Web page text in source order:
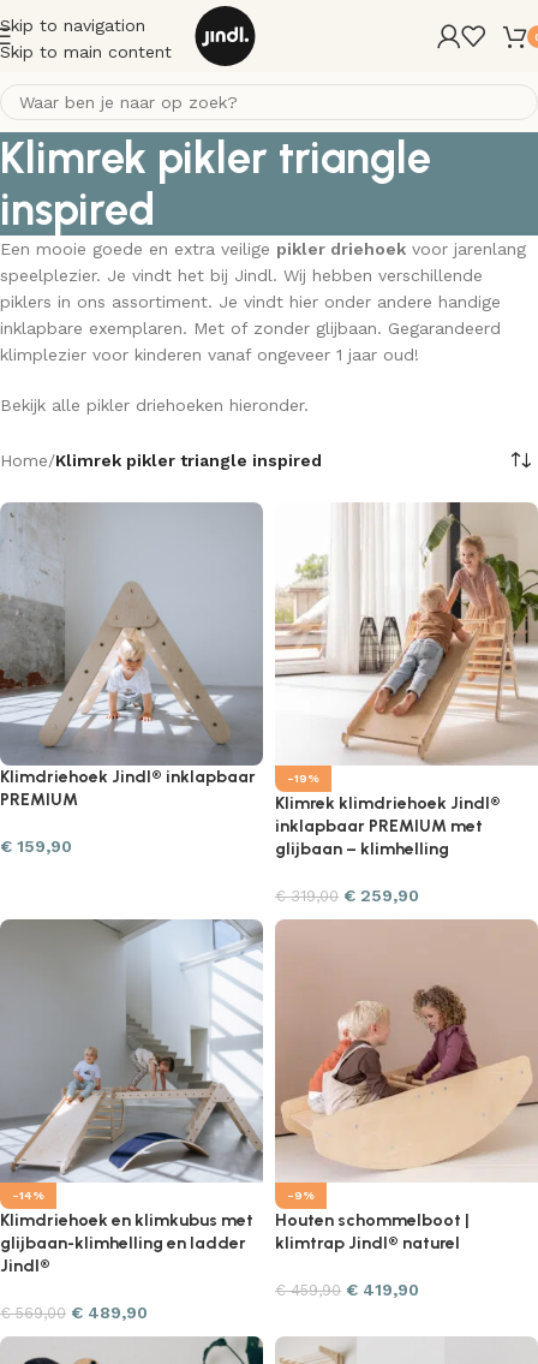
Skip to navigation
Skip to main content
Klimrek pikler triangle
inspired
Een mooie goede en extra veilige pikler driehoek voor jarenlang
speelplezier. Je vindt het bij Jindl. Wij hebben verschillende
piklers in ons assortiment. Je vindt hier onder andere handige
inklapbare exemplaren. Met of zonder glijbaan. Gegarandeerd
klimplezier voor kinderen vanaf ongeveer 1 jaar oud!
Bekijk alle pikler driehoeken hieronder.
Home/Klimrek pikler triangle inspired
Klimdriehoek Jindl® inklapbaar
PREMIUM
€ 159,90
-19%
Klimrek klimdriehoek Jindl®
inklapbaar PREMIUM met
glijbaan – klimhelling
€319,00 € 259,90
-14%
Klimdriehoek en klimkubus met
glijbaan-klimhelling en ladder
Jindl®
€569,00 € 489,90
-9%
Houten schommelboot |
klimtrap Jindl® naturel
€459,90 € 419,90